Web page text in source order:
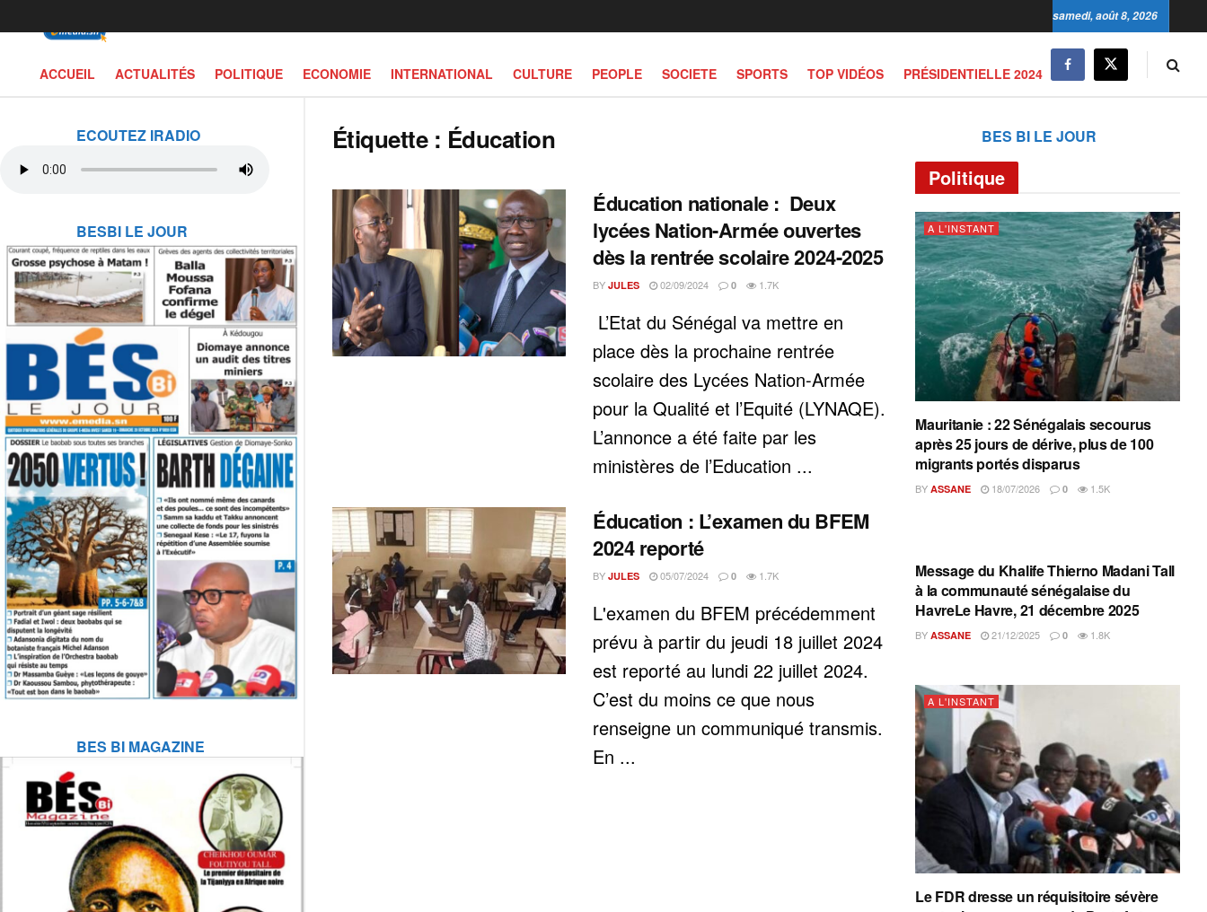
ECOUTEZ IRADIO
BESBI LE JOUR
BES BI MAGAZINE
samedi, août 8, 2026
ACCUEIL ACTUALITÉS POLITIQUE ECONOMIE INTERNATIONAL CULTURE PEOPLE SOCIETE SPORTS TOP VIDÉOS PRÉSIDENTIELLE 2024
Étiquette : Éducation
Éducation nationale : Deux
lycées Nation-Armée ouvertes
dès la rentrée scolaire 2024-2025
BY JULES 02/09/2024 0 1.7K
L’Etat du Sénégal va mettre en
place dès la prochaine rentrée
scolaire des Lycées Nation-Armée
pour la Qualité et l’Equité (LYNAQE).
L’annonce a été faite par les
ministères de l’Education ...
Éducation : L’examen du BFEM
2024 reporté
BY JULES 05/07/2024 0 1.7K
L'examen du BFEM précédemment
prévu à partir du jeudi 18 juillet 2024
est reporté au lundi 22 juillet 2024.
C’est du moins ce que nous
renseigne un communiqué transmis.
En ...
BES BI LE JOUR
Politique
A L'INSTANT
Mauritanie : 22 Sénégalais secourus
après 25 jours de dérive, plus de 100
migrants portés disparus
BY ASSANE 18/07/2026 0 1.5K
A L'INSTANT
Message du Khalife Thierno Madani Tall
à la communauté sénégalaise du
HavreLe Havre, 21 décembre 2025
BY ASSANE 21/12/2025 0 1.8K
A L'INSTANT
Le FDR dresse un réquisitoire sévère